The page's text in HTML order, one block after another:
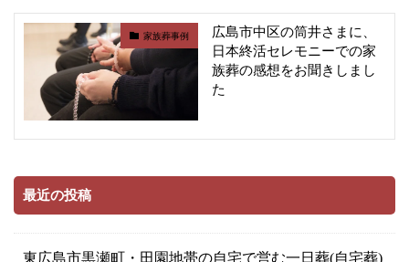
家族葬事例
広島市中区の筒井さまに、
日本終活セレモニーでの家
族葬の感想をお聞きしまし
た
最近の投稿
東広島市黒瀬町・田園地帯の自宅で営む一日葬(自宅葬)